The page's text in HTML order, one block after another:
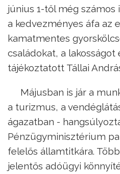
június 1-től még
a kedvezményes áfa az
kamatmentes
családokat, a lakosságot
tájékoztatott Tállai
Májusban is jár a
a turizmus, a
ágazatban -
Pénzügyminisztérium
felelős államtitkára.
jelentős adóügyi